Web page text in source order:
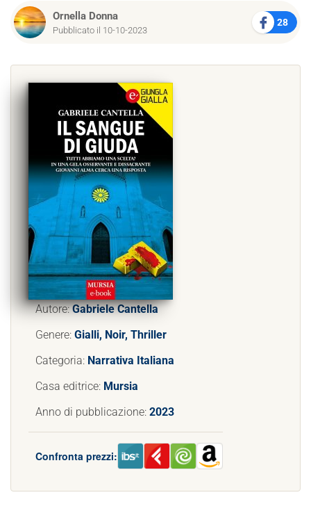
Ornella Donna
Pubblicato il 10-10-2023
28
Autore:Gabriele Cantella
Genere: Gialli, Noir, Thriller
Categoria: Narrativa Italiana
Casa editrice: Mursia
Anno di pubblicazione: 2023
Confronta prezzi: